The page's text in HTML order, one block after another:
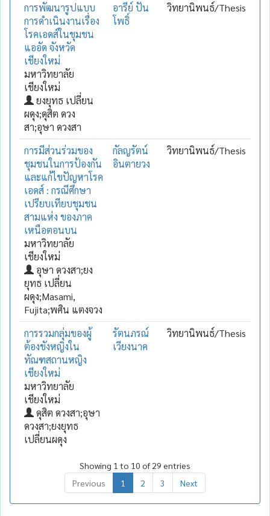
การพัฒนารูปแบบ
การดำเนินงานเรื่อง
โรคเอดส์ในชุมชน
แออัด จังหวัด
เชียงใหม่
มหาวิทยาลัย
เชียงใหม่
ยงยุทธ เปลี่ยน
ผดุง;ดุสิต ดวง
สา;อุษา ดวงสา
อารีย์ ปัน
โพธิ์
วิทยานิพนธ์/Thesis
การมีส่วนร่วมของ
ชุมชนในการป้องกัน
และแก้ไขปัญหาโรค
เอดส์ : กรณีศึกษา
เปรียบเทียบชุมชน
สามแห่ง ของภาค
เหนือตอนบน
มหาวิทยาลัย
เชียงใหม่
อุษา ดวงสา;ยง
ยุทธ เปลี่ยน
ผดุง;Masami,
Fujita;พศิน แตงจวง
กัลญรัตน์
อินตายวง
วิทยานิพนธ์/Thesis
การรวมกลุ่มของผู้
ต้องขังหญิงใน
ทัณฑสถานหญิง
เชียงใหม่
มหาวิทยาลัย
เชียงใหม่
ดุสิต ดวงสา;อุษา
ดวงสา;ยงยุทธ
เปลี่ยนผดุง
รัตนภรณ์
เวียงนาค
วิทยานิพนธ์/Thesis
Showing 1 to 10 of 29 entries
Previous
1 2 3 Next